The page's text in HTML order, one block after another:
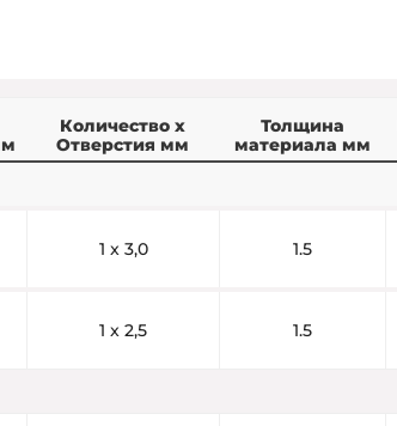
Количество x
Отверстия мм
Толщина
материала мм
1 x 3,0 1.5
1 x 2,5 1.5